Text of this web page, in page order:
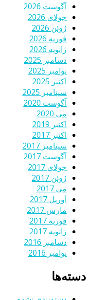
آگوست 2026
جولای 2026
ژوئن 2026
فوریه 2026
ژانویه 2026
دسامبر 2025
نوامبر 2025
اکتبر 2025
سپتامبر 2025
آگوست 2020
می 2020
اکتبر 2019
اکتبر 2017
سپتامبر 2017
آگوست 2017
جولای 2017
ژوئن 2017
می 2017
آوریل 2017
مارس 2017
فوریه 2017
ژانویه 2017
دسامبر 2016
نوامبر 2016
دسته‌ها